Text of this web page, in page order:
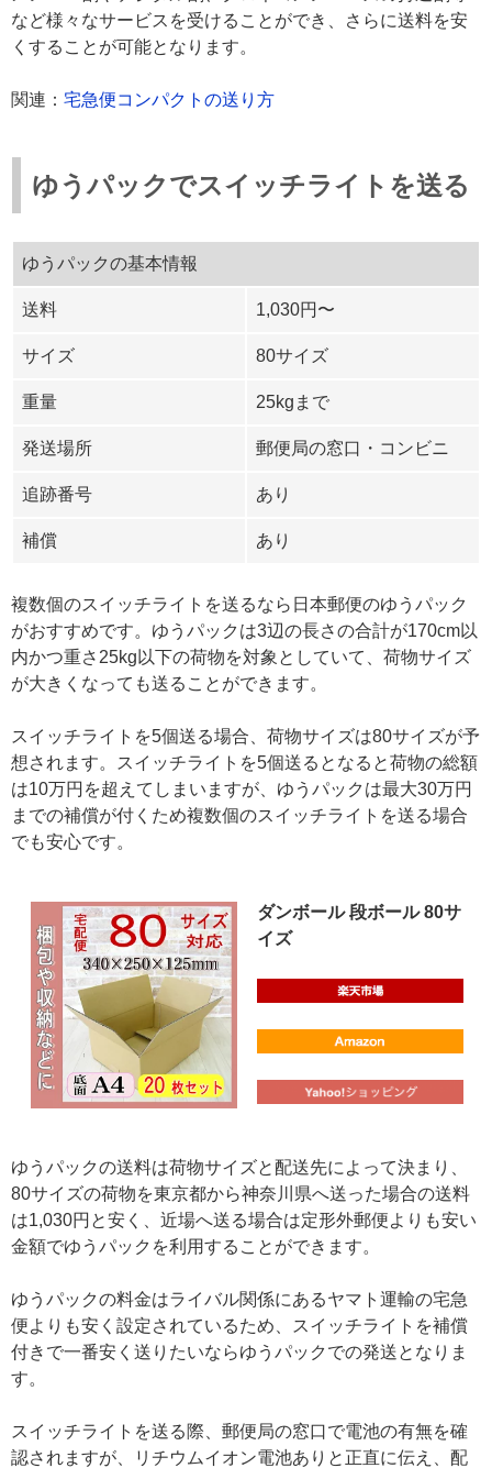
など様々なサービスを受けることができ、さらに送料を安
くすることが可能となります。
関連： 宅急便コンパクトの送り方
ゆうパックでスイッチライトを送る
ゆうパックの基本情報
送料 1,030円〜
サイズ 80サイズ
重量 25kgまで
発送場所 郵便局の窓口・コンビニ
追跡番号 あり
補償 あり
複数個のスイッチライトを送るなら日本郵便のゆうパック
がおすすめです。ゆうパックは3辺の長さの合計が170cm以
内かつ重さ25kg以下の荷物を対象としていて、荷物サイズ
が大きくなっても送ることができます。
スイッチライトを5個送る場合、荷物サイズは80サイズが予
想されます。スイッチライトを5個送るとなると荷物の総額
は10万円を超えてしまいますが、ゆうパックは最大30万円
までの補償が付くため複数個のスイッチライトを送る場合
でも安心です。
ダンボール 段ボール 80サ
イズ
ゆうパックの送料は荷物サイズと配送先によって決まり、
80サイズの荷物を東京都から神奈川県へ送った場合の送料
は1,030円と安く、近場へ送る場合は定形外郵便よりも安い
金額でゆうパックを利用することができます。
ゆうパックの料金はライバル関係にあるヤマト運輸の宅急
便よりも安く設定されているため、スイッチライトを補償
付きで一番安く送りたいならゆうパックでの発送となりま
す。
スイッチライトを送る際、郵便局の窓口で電池の有無を確
認されますが、リチウムイオン電池ありと正直に伝え、配